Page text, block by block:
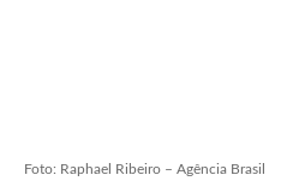
Foto: Raphael Ribeiro – Agência Brasil